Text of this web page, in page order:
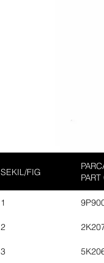
SEKIL/FIG
1
2
3